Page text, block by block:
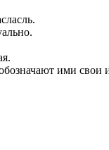
ими свои